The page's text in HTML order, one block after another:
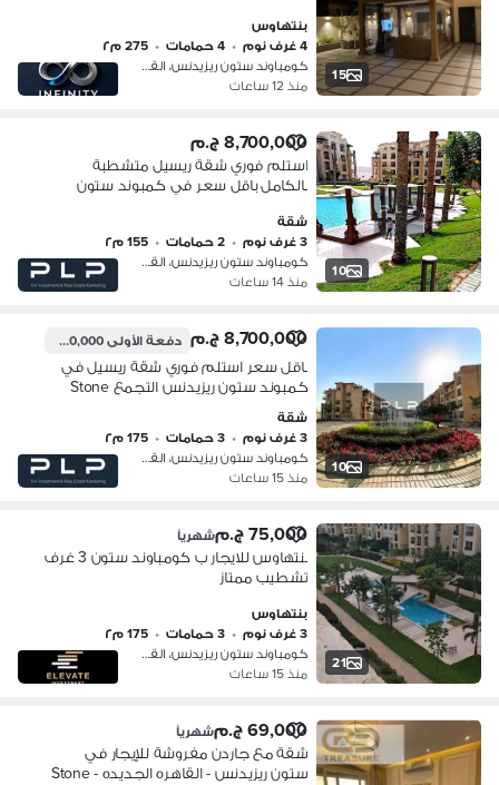
15
الواسعة، والموقع المميز، فهذه فرصة رائع
بنتهاوس
4 غرف نوم
• 4 حمامات • 275 م٢
كومباوند ستون ريزيدنس، القطامية
منذ 12 ساعات
10
8,700,000 ج.م
استلم فوري شقة ريسيل متشطبة
بالكامل باقل سعر في كمبوند ستون
شقة
3 غرف نوم
• 2 حمامات • 155 م٢
كومباوند ستون ريزيدنس، القطامية
منذ 14 ساعات
10
8,700,000 ج.م دفعة الأولى5,000,000 ج.م
باقل سعر استلم فوري شقة ريسيل في
كمبوند ستون ريزيدنس التجمع Stone
Residence New Cairo
شقة
3 غرف نوم
• 3 حمامات • 175 م٢
كومباوند ستون ريزيدنس، القطامية
منذ 15 ساعات
21
75,000 ج.م شهرياً
بنتهاوس للايجار ب كومباوند ستون 3 غرف
تشطيب ممتاز
بنتهاوس
3 غرف نوم
• 3 حمامات • 175 م٢
كومباوند ستون ريزيدنس، القطامية
منذ 15 ساعات
69,000 ج.م شهرياً
شقة مع جاردن مفروشة للإيجار في
ستون ريزيدنس - القاهره الجديده - Stone